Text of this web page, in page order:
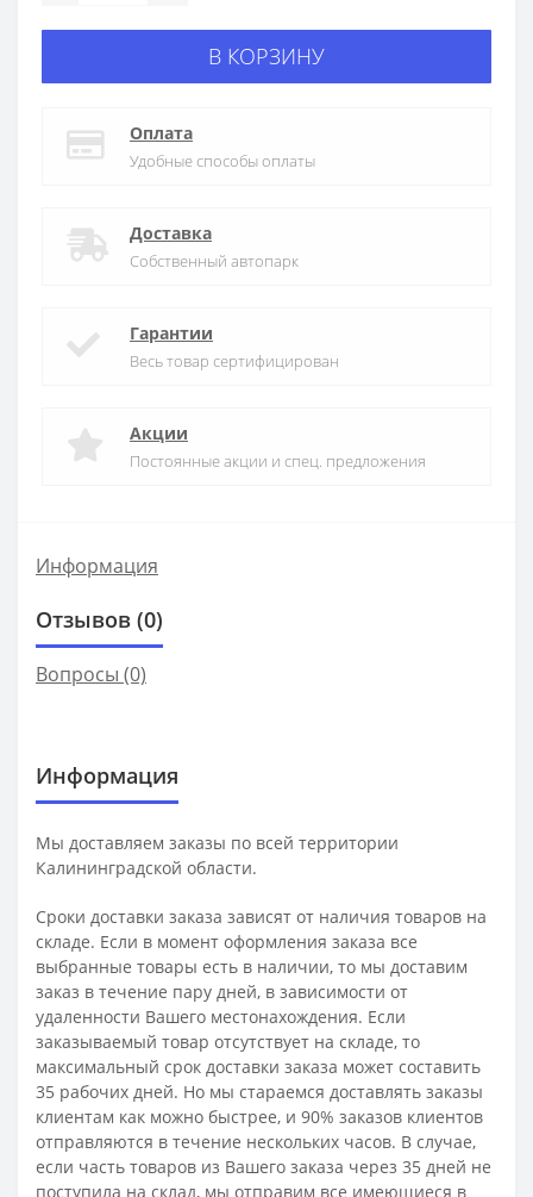
В КОРЗИНУ
Оплата
Удобные способы оплаты
Доставка
Собственный автопарк
Гарантии
Весь товар сертифицирован
Акции
Постоянные акции и спец. предложения
Информация
Отзывов (0)
Вопросы (0)
Информация
Мы доставляем заказы по всей территории
Калининградской области.
Сроки доставки заказа зависят от наличия товаров на
складе. Если в момент оформления заказа все
выбранные товары есть в наличии, то мы доставим
заказ в течение пару дней, в зависимости от
удаленности Вашего местонахождения. Если
заказываемый товар отсутствует на складе, то
максимальный срок доставки заказа может составить
35 рабочих дней. Но мы стараемся доставлять заказы
клиентам как можно быстрее, и 90% заказов клиентов
отправляются в течение нескольких часов. В случае,
если часть товаров из Вашего заказа через 35 дней не
поступила на склад, мы отправим все имеющиеся в